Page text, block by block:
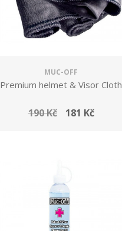
MUC-OFF
Premium helmet & Visor Cloth
190 Kč 181 Kč